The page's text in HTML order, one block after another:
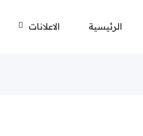
الرئيسية الاعلانات